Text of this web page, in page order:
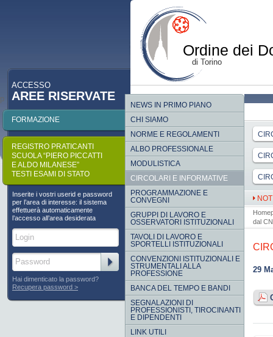
Ordine dei
di Torino
p
NEWS IN PRIMO PIANO
CHI SIAMO
NORME E REGOLAMENTI
ALBO PROFESSIONALE
MODULISTICA
CIRCOLARI E INFORMATIVE
PROGRAMMAZIONE E
CONVEGNI
GRUPPI DI LAVORO E
OSSERVATORI ISTITUZIONALI
TAVOLI DI LAVORO E
SPORTELLI ISTITUZIONALI
CONVENZIONI ISTITUZIONALI E
STRUMENTALI ALLA
PROFESSIONE
BANCA DEL TEMPO E BANDI
SEGNALAZIONI DI
PROFESSIONISTI, TIROCINANTI
E DIPENDENTI
LINK UTILI
ACCESSO
AREE RISERVATE
FORMAZIONE
REGISTRO PRATICANTI
SCUOLA “PIERO PICCATTI
E ALDO MILANESE”
TESTI ESAMI DI STATO
Inserite i vostri userid e password
per l’area di interesse: il sistema
effettuerà automaticamente
l’accesso all’area desiderata
Hai dimenticato la password?
Recupera password
dal
29